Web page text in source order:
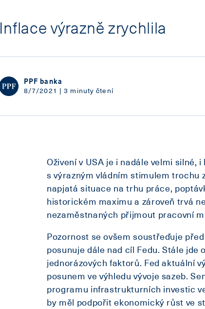
Inflace výrazně zrychlila
PPF banka
8/7/2021 | 3 minuty čtení
Oživení v USA je i nadále velmi silné,
s výrazným vládním stimulem trochu
napjatá situace na trhu práce,
historickém maximu a zároveň trvá
nezaměstnaných přijmout pracovní
Pozornost se ovšem soustřeďuje
posunuje dále nad cíl Fedu. Stále jde
jednorázových faktorů. Fed aktuální
posunem ve výhledu vývoje sazeb.
programu infrastrukturních investic
by měl podpořit ekonomický růst ve